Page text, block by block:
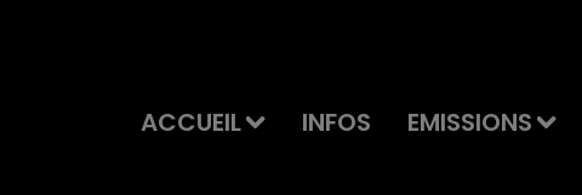
ACCUEIL INFOS EMISSIONS